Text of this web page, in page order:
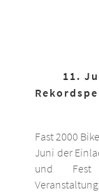
11.
Fast 2000
Juni der
und